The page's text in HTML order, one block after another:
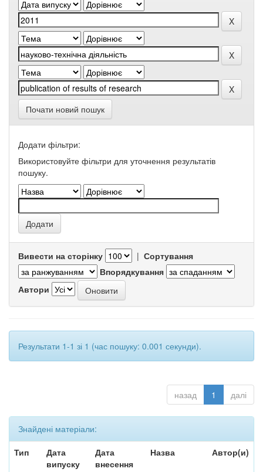
Почати новий пошук
Додати фільтри:
Використовуйте фільтри для уточнення результатів
пошуку.
Вивести на сторінку | Сортування
Впорядкування
Автори
Результати 1-1 зі 1 (час пошуку: 0.001 секунди).
назад 1 далі
Знайдені матеріали:
Тип
Дата
випуску
Дата
внесення
Назва Автор(и)